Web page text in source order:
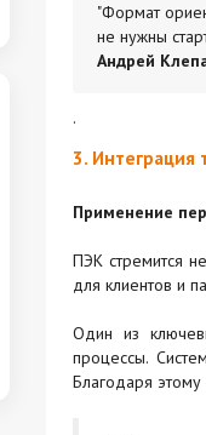
"Формат
не нужны
Андрей
.
3. Интеграция
Применение
ПЭК стремится
для клиентов и
Один из
процессы.
Благодаря этому